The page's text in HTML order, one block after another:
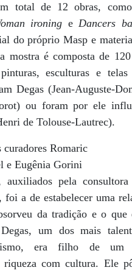
total de 12 obras,
ironing e Dancers
do próprio Masp e
mostra é composta de
pinturas, esculturas e
Degas (Jean-Auguste-
ou foram por ele
de Tolouse-Lautrec).
curadores Romaric
e Eugênia Gorini
auxiliados pela
foi a de estabelecer uma
da tradição e o que
um dos mais
era filho de um
riqueza com cultura. Ele